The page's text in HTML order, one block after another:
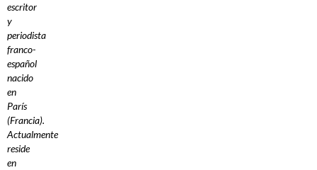
escritor
y
periodista
franco-
español
nacido
en
París
(Francia).
Actualmente
reside
en